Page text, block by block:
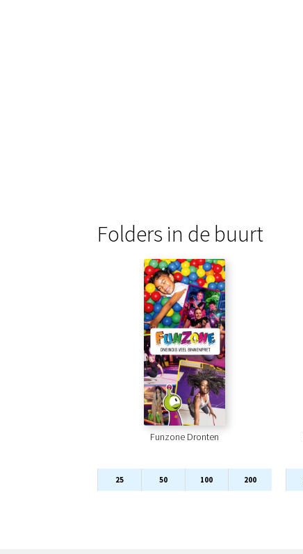
Folders in de buurt
Funzone Dronten
25 50 100 200